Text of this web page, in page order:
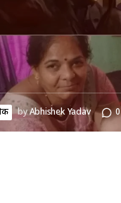
byAbhishek Yadav 0